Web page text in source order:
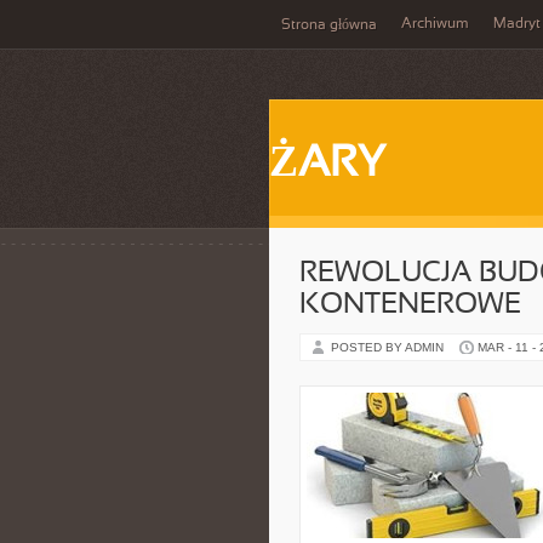
Strona główna Archiwum Madryt
ŻARY
REWOLUCJA
KONTENEROWE
POSTED BY ADMIN MAR - 11 -